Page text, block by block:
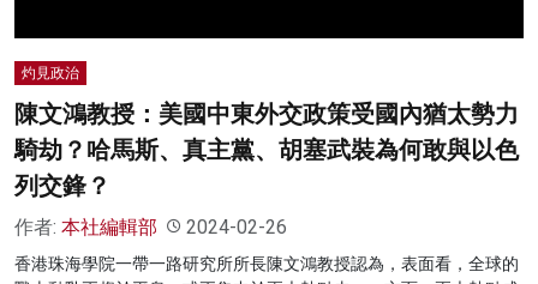
灼見政治
陳文鴻教授：美國中東外交政策受國內猶太勢力
騎劫？哈馬斯、真主黨、胡塞武裝為何敢與以色
列交鋒？
作者: 本社編輯部 2024-02-26
香港珠海學院一帶一路研究所所長陳文鴻教授認為，表面看，全球的